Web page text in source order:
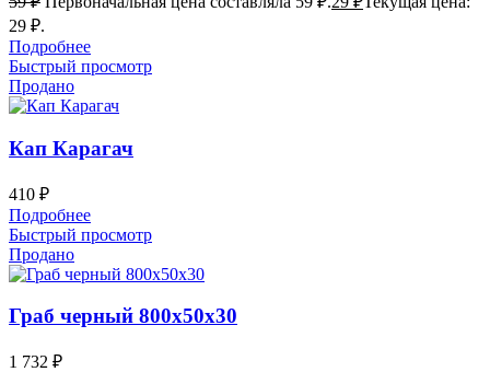
29 ₽.
Подробнее
Быстрый просмотр
Продано
Кап Карагач
410 ₽
Подробнее
Быстрый просмотр
Продано
Граб черный 800х50х30
1 732 ₽